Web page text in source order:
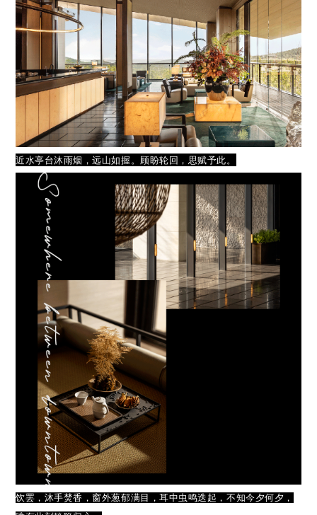
近水亭台沐雨烟，远山如握。顾盼轮回，思赋予此。
饮罢，沐手焚香，窗外葱郁满目，耳中虫鸣迭起，不知今夕何夕，